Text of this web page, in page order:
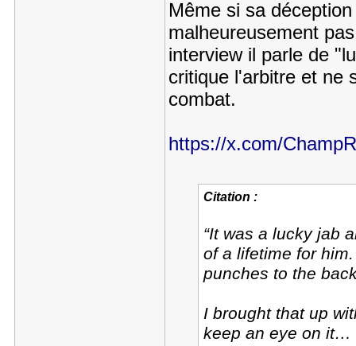
Même si sa
malheureusement
interview il parle de
critique l'arbitre et ne
combat.
https://x.com/
Citation :
“It was a lucky jab
of a lifetime for
punches to the
I brought that up
keep an eye on it…